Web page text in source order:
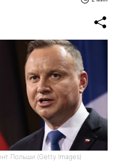
Польши (Getty Images)